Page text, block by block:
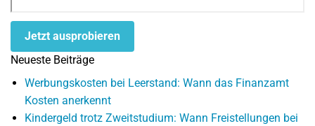
Jetzt ausprobieren
Neueste Beiträge
Werbungskosten bei Leerstand: Wann das Finanzamt
Kosten anerkennt
Kindergeld trotz Zweitstudium: Wann Freistellungen bei